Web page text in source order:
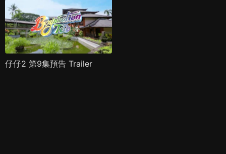
仔仔2 第9集預告 Trailer